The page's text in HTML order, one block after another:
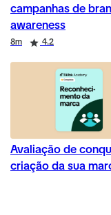
campanhas de
awareness
Duration
8m
Rating 4.2
Avaliação de
criação da sua